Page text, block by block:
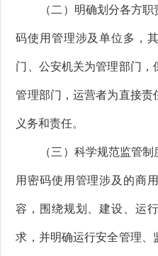
（二）明确划分各方
码使用管理涉及单位多，
门、公安机关为管理部门
管理部门，运营者为直接责
义务和责任。
（三）科学规范监管
用密码使用管理涉及的商
容，围绕规划、建设、运
求，并明确运行安全管理